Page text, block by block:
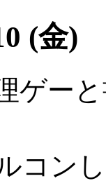
(金)
ゲー
コン